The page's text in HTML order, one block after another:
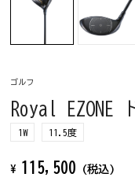
ゴルフ
Royal EZONE
1W 11.5度
¥ 115,500 (税込)